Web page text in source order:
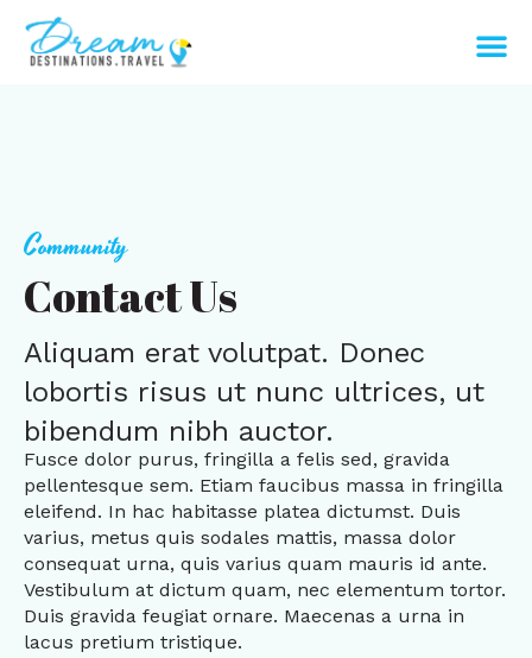
Community
Contact Us
Aliquam erat volutpat. Donec
lobortis risus ut nunc ultrices, ut
bibendum nibh auctor.
Fusce dolor purus, fringilla a felis sed, gravida
pellentesque sem. Etiam faucibus massa in fringilla
eleifend. In hac habitasse platea dictumst. Duis
varius, metus quis sodales mattis, massa dolor
consequat urna, quis varius quam mauris id ante.
Vestibulum at dictum quam, nec elementum tortor.
Duis gravida feugiat ornare. Maecenas a urna in
lacus pretium tristique.